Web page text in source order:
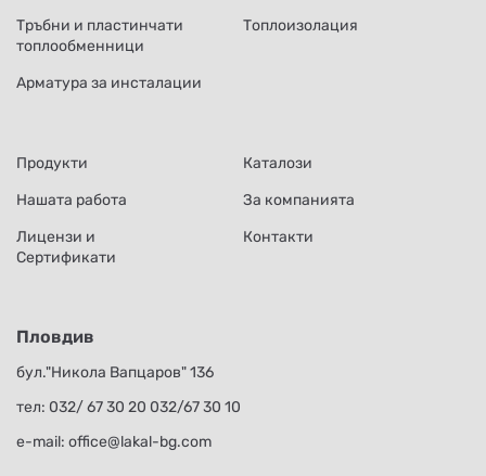
Тръбни и пластинчати
топлообменници
Топлоизолация
Арматура за инсталации
Продукти
Каталози
Нашата работа
За компанията
Лицензи и
Сертификати
Контакти
Пловдив
бул."Никола Вапцаров" 136
тел: 032/ 67 30 20 032/67 30 10
е-mail: office@lakal-bg.com